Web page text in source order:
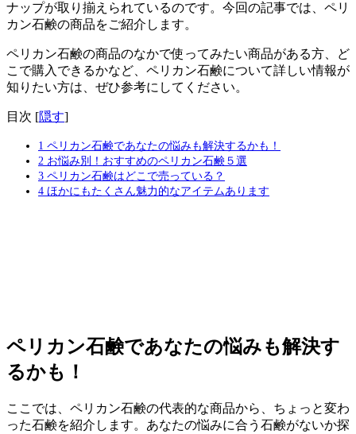
ナップが取り揃えられているのです。今回の記事では、ペリ
カン石鹸の商品をご紹介します。
ペリカン石鹸の商品のなかで使ってみたい商品がある方、ど
こで購入できるかなど、ペリカン石鹸について詳しい情報が
知りたい方は、ぜひ参考にしてください。
目次 [隠す]
1 ペリカン石鹸であなたの悩みも解決するかも！
2 お悩み別！おすすめのペリカン石鹸５選
3 ペリカン石鹸はどこで売っている？
4 ほかにもたくさん魅力的なアイテムあります
ペリカン石鹸であなたの悩みも解決す
るかも！
ここでは、ペリカン石鹸の代表的な商品から、ちょっと変わ
った石鹸を紹介します。あなたの悩みに合う石鹸がないか探